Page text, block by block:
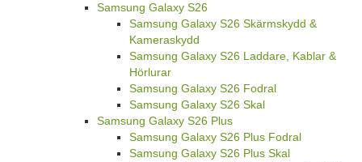
Samsung Galaxy S26
Samsung Galaxy S26 Skärmskydd &
Kameraskydd
Samsung Galaxy S26 Laddare, Kablar &
Hörlurar
Samsung Galaxy S26 Fodral
Samsung Galaxy S26 Skal
Samsung Galaxy S26 Plus
Samsung Galaxy S26 Plus Fodral
Samsung Galaxy S26 Plus Skal